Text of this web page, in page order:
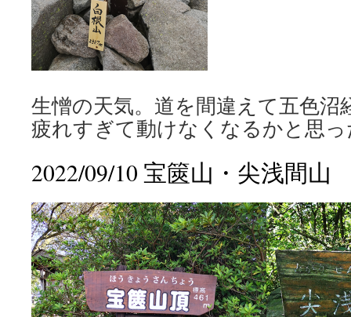
生憎の天気。道を間違えて五色沼
疲れすぎて動けなくなるかと思
2022/09/10 宝篋山・尖浅間山